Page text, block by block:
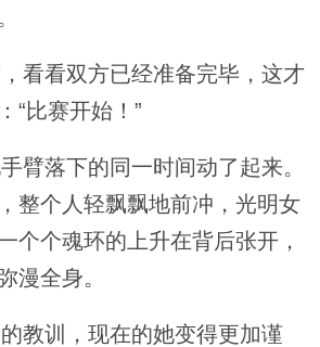
看看双方已经准备完毕，这才
“比赛开始！”
臂落下的同一时间动了起来。
整个人轻飘飘地前冲，光明女
个个魂环的上升在背后张开，
漫全身。
教训，现在的她变得更加谨